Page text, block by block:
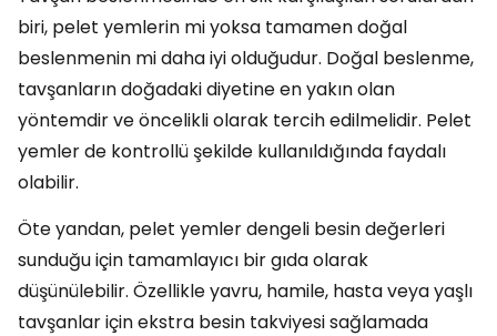
biri, pelet yemlerin mi yoksa tamamen doğal
beslenmenin mi daha iyi olduğudur. Doğal beslenme,
tavşanların doğadaki diyetine en yakın olan
yöntemdir ve öncelikli olarak tercih edilmelidir. Pelet
yemler de kontrollü şekilde kullanıldığında faydalı
olabilir.
Öte yandan, pelet yemler dengeli besin değerleri
sunduğu için tamamlayıcı bir gıda olarak
düşünülebilir. Özellikle yavru, hamile, hasta veya yaşlı
tavşanlar için ekstra besin takviyesi sağlamada